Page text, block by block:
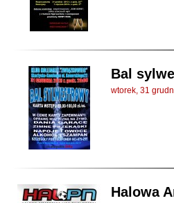
Bal
wtorek, 31
Halowa